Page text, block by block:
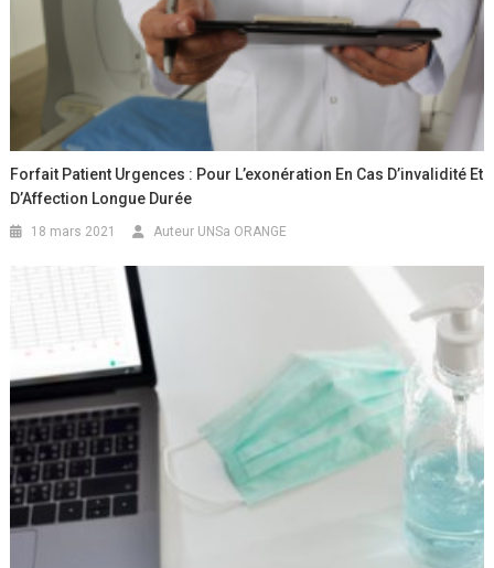
Forfait Patient Urgences : Pour L’exonération En Cas D’invalidité Et
D’Affection Longue Durée
18 mars 2021 Auteur UNSa ORANGE